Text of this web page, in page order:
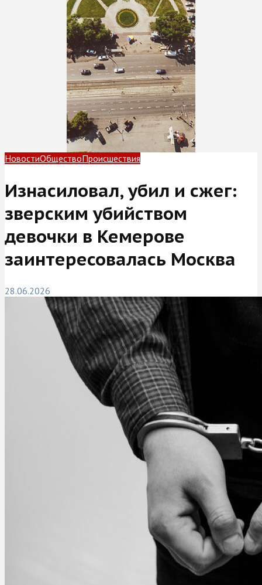
НовостиОбществоПроисшествия
Изнасиловал, убил и сжег:
зверским убийством
девочки в Кемерове
заинтересовалась Москва
28.06.2026